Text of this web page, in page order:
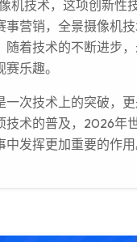
机技术，这项创新性
营销，全景摄像机
着技术的不断进步
乐趣。
次技术上的突破，
术的普及，2026年
发挥更加重要的作用